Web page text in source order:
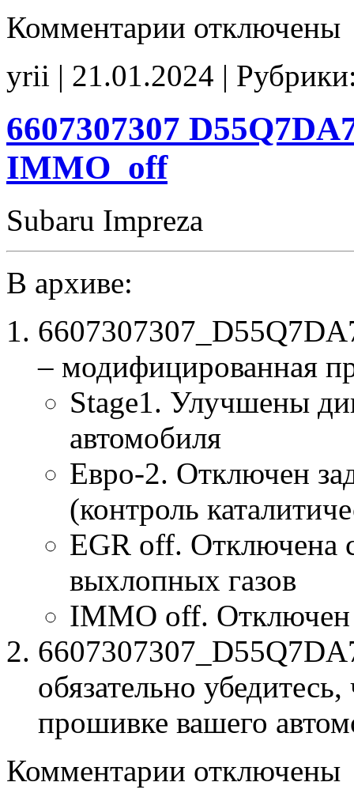
Комментарии записи
E2(EVAP_off)
отключены
yrii | 21.01.2024 |
6607307307
IMMO_off
Subaru Impreza
В архиве:
– модифицированная
Stage1. Улучшены
автомобиля
Евро-2. Отключен
(контроль
EGR off. Отключена
выхлопных газов
IMMO off. Отключен
обязательно
прошивке вашего
Комментарии записи
отключены